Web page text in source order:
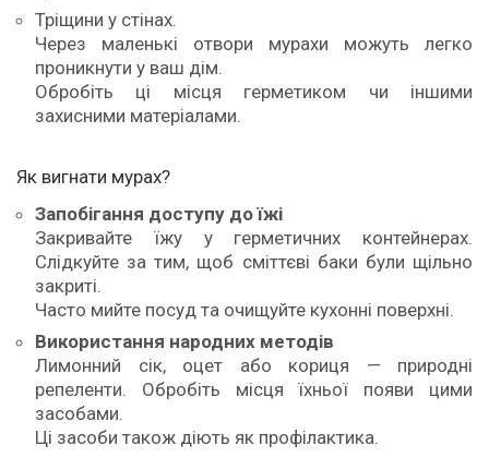
Тріщини у стінах.
Через маленькі отвори мурахи можуть легко
проникнути у ваш дім.
Обробіть ці місця герметиком чи іншими
захисними матеріалами.
Як вигнати мурах?
Запобігання доступу до їжі
Закривайте їжу у герметичних контейнерах.
Слідкуйте за тим, щоб сміттєві баки були щільно
закриті.
Часто мийте посуд та очищуйте кухонні поверхні.
Використання народних методів
Лимонний сік, оцет або кориця — природні
репеленти. Обробіть місця їхньої появи цими
засобами.
Ці засоби також діють як профілактика.